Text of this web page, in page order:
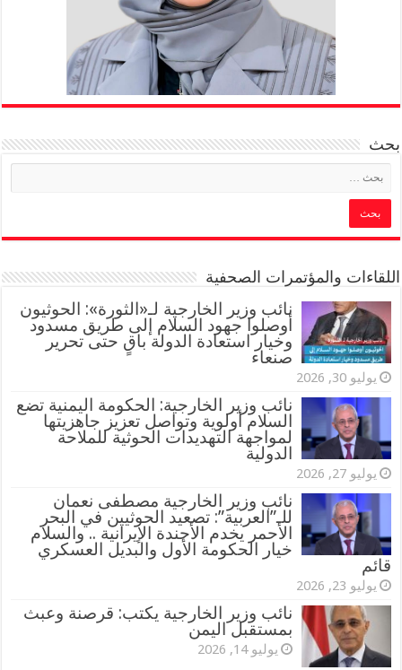
بحث
اللقاءات والمؤتمرات الصحفية
‏نائب وزير الخارجية لـ«الثورة»: الحوثيون
أوصلوا جهود السلام إلى طريق مسدود
وخيار استعادة الدولة باقٍ حتى تحرير
صنعاء
يوليو 30, 2026
نائب وزير الخارجية: الحكومة اليمنية تضع
السلام أولوية وتواصل تعزيز جاهزيتها
لمواجهة التهديدات الحوثية للملاحة
الدولية
يوليو 27, 2026
نائب وزير الخارجية مصطفى نعمان
للـ”العربية”: تصعيد الحوثيين في البحر
الأحمر يخدم الأجندة الإيرانية .. والسلام
خيار الحكومة الأول والبديل العسكري
قائم
يوليو 23, 2026
نائب وزير الخارجية يكتب: قرصنة وعبث
بمستقبل اليمن
يوليو 14, 2026